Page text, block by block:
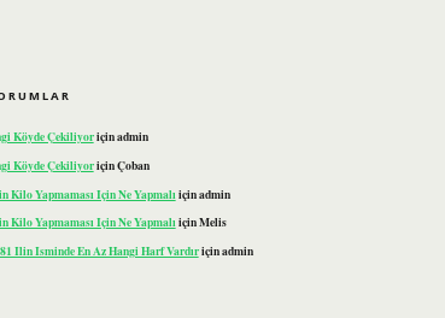
Köyde Çekiliyoriçinadmin
Köyde ÇekiliyoriçinÇoban
Kilo Yapmaması Için Ne Yapmalı içinadmin
Kilo Yapmaması Için Ne YapmalıiçinMelis
Ilin Isminde En Az Hangi Harf Vardıriçinadmin